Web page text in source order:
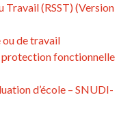
Travail (RSST) (Version
ou de travail
protection fonctionnelle
d’école – SNUDI-